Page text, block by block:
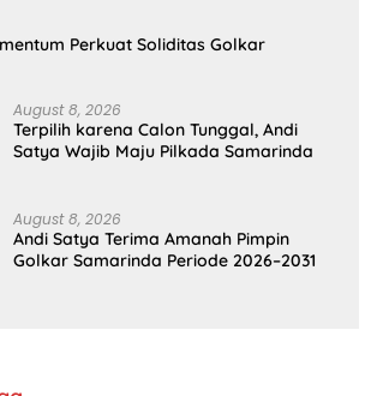
Perkuat Soliditas Golkar
August 8, 2026
Terpilih karena Calon Tunggal, Andi
Satya Wajib Maju Pilkada Samarinda
August 8, 2026
Andi Satya Terima Amanah Pimpin
Golkar Samarinda Periode 2026–2031